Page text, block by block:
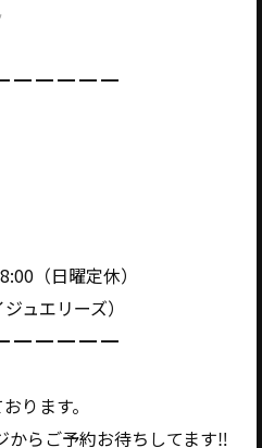
━ ━ ━ ━ ━
（日曜定休）
ュエリーズ）
━ ━ ━ ━ ━
ります。
からご予約お待ちしてます‼️